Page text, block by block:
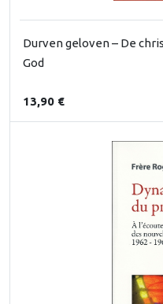
Durven geloven – De
God
13,90 €